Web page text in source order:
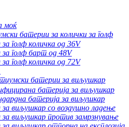
моќ
батерии за колички за голф
голф количка од 36V
за голф барт од 48V
голф количка од 72V
батерии за виљушкар
батерија за виљушкар
батерија за виљушкар
за виљушкар со воздушно ладење
за виљушкар против замрзнување